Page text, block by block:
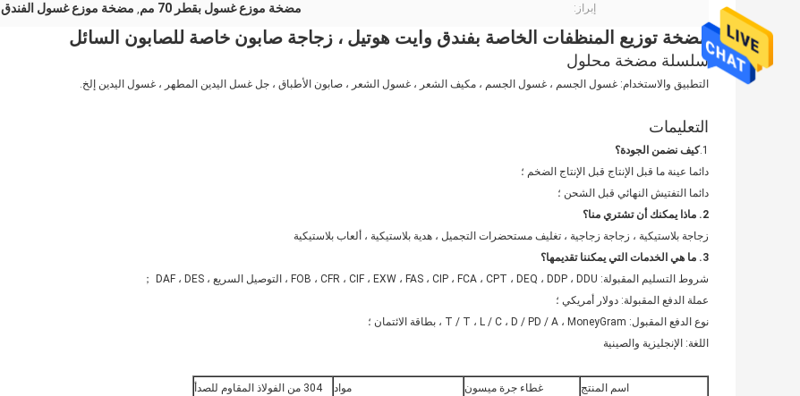
إبراز: مضخة موزع غسول بقطر 70 مم , مضخة موزع غسول الفندق
مضخة توزيع المنظفات الخاصة بفندق وايت هوتيل ، زجاجة صابون خاصة للصابون السائل
سلسلة مضخة محلول
التطبيق والاستخدام: غسول الجسم ، غسول الجسم ، مكيف الشعر ، غسول الشعر ، صابون الأطباق ، جل غسل اليدين المطهر ، غسول اليدين إلخ.
التعليمات
1. كيف نضمن الجودة؟
دائما عينة ما قبل الإنتاج قبل الإنتاج الضخم ؛
دائما التفتيش النهائي قبل الشحن ؛
2. ماذا يمكنك أن تشتري منا؟
زجاجة بلاستيكية ، زجاجة زجاجية ، تغليف مستحضرات التجميل ، هدية بلاستيكية ، ألعاب بلاستيكية
3. ما هي الخدمات التي يمكننا تقديمها؟
شروط التسليم المقبولة: FOB ، CFR ، CIF ، EXW ، FAS ، CIP ، FCA ، CPT ، DEQ ، DDP ، DDU ، التوصيل السريع ، DAF ، DES ；
عملة الدفع المقبولة: دولار أمريكي ؛
نوع الدفع المقبول: T / T ، L / C ، D / PD / A ، MoneyGram ، بطاقة الائتمان ؛
اللغة: الإنجليزية والصينية
اسم المنتج غطاء جرة ميسون مواد
304 من الفولاذ المقاوم للصدأ